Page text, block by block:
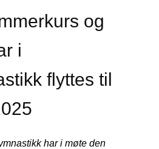
og
i
flyttes til
har i møte den